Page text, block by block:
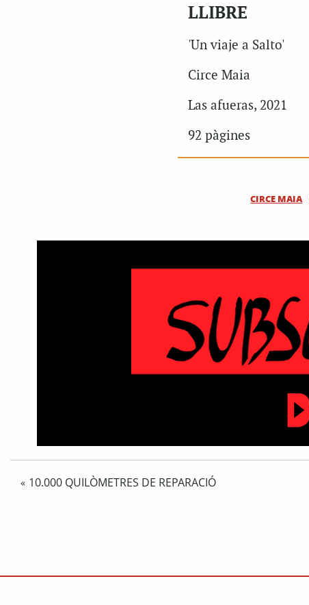
LLIBRE
'Un viaje a Salto'
Circe Maia
Las afueras, 2021
92 pàgines
CIRCE MAIA
« 10.000 QUILÒMETRES DE REPARACIÓ